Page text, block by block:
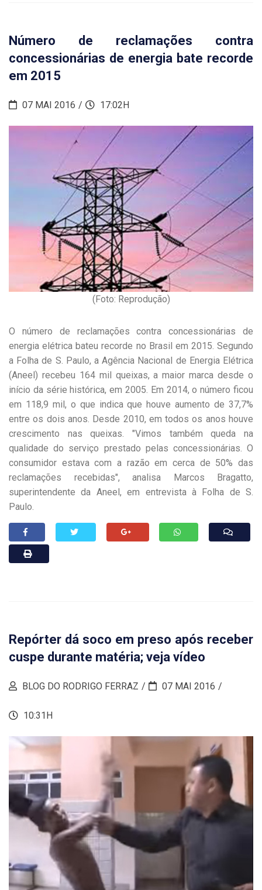
Número de reclamações contra
concessionárias de energia bate recorde
em 2015
07 MAI 2016 17:02H
(Foto: Reprodução)
O número de reclamações contra concessionárias de
energia elétrica bateu recorde no Brasil em 2015. Segundo
a Folha de S. Paulo, a Agência Nacional de Energia Elétrica
(Aneel) recebeu 164 mil queixas, a maior marca desde o
início da série histórica, em 2005. Em 2014, o número ficou
em 118,9 mil, o que indica que houve aumento de 37,7%
entre os dois anos. Desde 2010, em todos os anos houve
crescimento nas queixas. "Vimos também queda na
qualidade do serviço prestado pelas concessionárias. O
consumidor estava com a razão em cerca de 50% das
reclamações recebidas", analisa Marcos Bragatto,
superintendente da Aneel, em entrevista à Folha de S.
Paulo.
Repórter dá soco em preso após receber
cuspe durante matéria; veja vídeo
BLOG DO RODRIGO FERRAZ 07 MAI 2016
10:31H